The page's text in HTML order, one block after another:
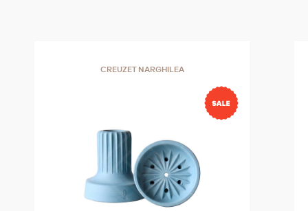
CREUZET NARGHILEA